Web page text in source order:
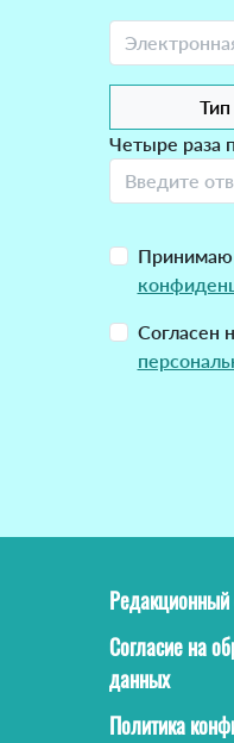
Четыре раза
Принимаю
Согласен
Редакционный
Согласие на
данных
Политика